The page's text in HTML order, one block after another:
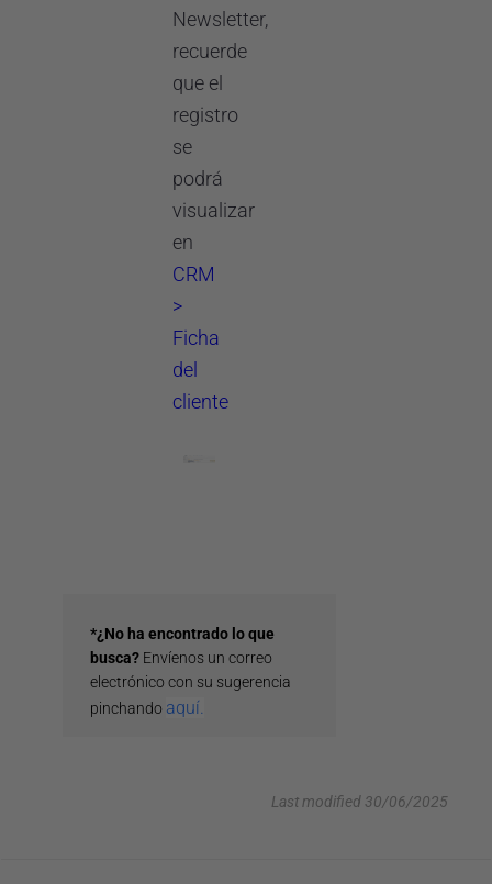
Newsletter,
recuerde
que el
registro
se
podrá
visualizar
en
CRM
>
Ficha
del
cliente
*¿No ha encontrado lo que
busca? Envíenos un correo
electrónico con su sugerencia
pinchando aquí.
Last modified 30/06/2025